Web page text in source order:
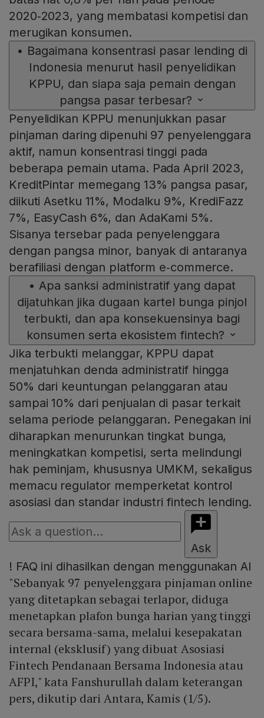
2020‑2023, yang membatasi kompetisi dan
merugikan konsumen.
• Bagaimana konsentrasi pasar lending di
Indonesia menurut hasil penyelidikan
KPPU, dan siapa saja pemain dengan
pangsa pasar terbesar?
Penyelidikan KPPU menunjukkan pasar
pinjaman daring dipenuhi 97 penyelenggara
aktif, namun konsentrasi tinggi pada
beberapa pemain utama. Pada April 2023,
KreditPintar memegang 13% pangsa pasar,
diikuti Asetku 11%, Modalku 9%, KrediFazz
7%, EasyCash 6%, dan AdaKami 5%.
Sisanya tersebar pada penyelenggara
dengan pangsa minor, banyak di antaranya
berafiliasi dengan platform e‑commerce.
• Apa sanksi administratif yang dapat
dijatuhkan jika dugaan kartel bunga pinjol
terbukti, dan apa konsekuensinya bagi
konsumen serta ekosistem fintech?
Jika terbukti melanggar, KPPU dapat
menjatuhkan denda administratif hingga
50% dari keuntungan pelanggaran atau
sampai 10% dari penjualan di pasar terkait
selama periode pelanggaran. Penegakan ini
diharapkan menurunkan tingkat bunga,
meningkatkan kompetisi, serta melindungi
hak peminjam, khususnya UMKM, sekaligus
memacu regulator memperketat kontrol
asosiasi dan standar industri fintech lending.
Ask
! FAQ ini dihasilkan dengan menggunakan AI
"Sebanyak 97 penyelenggara pinjaman online
yang ditetapkan sebagai terlapor, diduga
menetapkan plafon bunga harian yang tinggi
secara bersama-sama, melalui kesepakatan
internal (eksklusif) yang dibuat Asosiasi
Fintech Pendanaan Bersama Indonesia atau
AFPI," kata Fanshurullah dalam keterangan
pers, dikutip dari Antara, Kamis (1/5).